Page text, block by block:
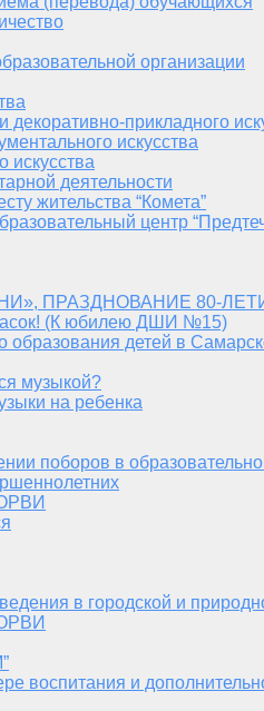
организации
декоративно-прикладного
искусства
искусства
деятельности
жительства “Комета”
центр
ПРАЗДНОВАНИЕ 80-
(К юбилею ДШИ №15)
образования детей в
музыкой?
на ребенка
поборов в
в городской и
воспитания и